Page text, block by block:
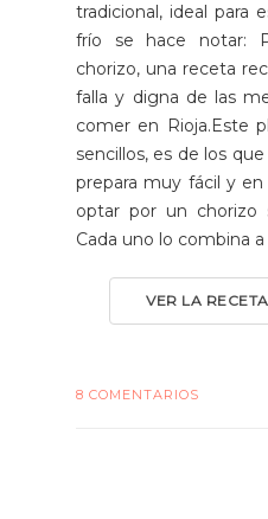
tradicional, ideal para
frío se hace notar:
chorizo, una receta
falla y digna de las
comer en Rioja.Este
sencillos, es de los
prepara muy fácil y
optar por un chorizo
Cada uno lo combina a
VER LA
8 COMENTARIOS